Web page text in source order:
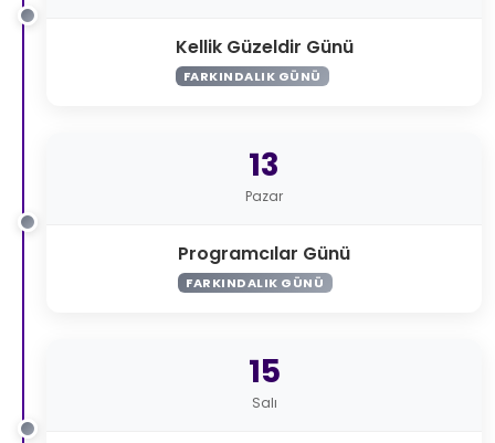
Kellik Güzeldir Günü
FARKINDALIK GÜNÜ
13
Pazar
Programcılar Günü
FARKINDALIK GÜNÜ
15
Salı